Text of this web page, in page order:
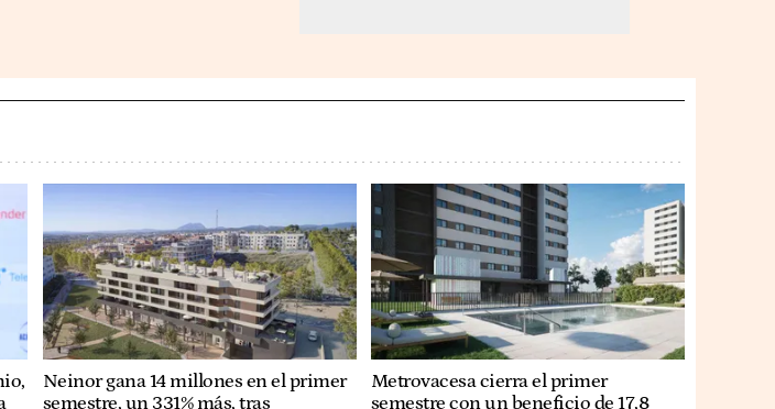
Neinor gana 14 millones en el primer
semestre, un 331% más, tras
Metrovacesa cierra el primer
semestre con un beneficio de 17,8